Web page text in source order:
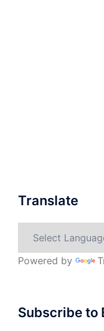
Translate
Powered by
Subscribe to